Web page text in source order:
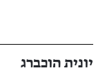
יונית הוכברג